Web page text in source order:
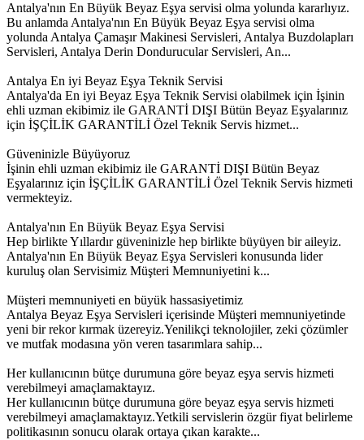
Antalya'nın En Büyük Beyaz Eşya servisi olma yolunda kararlıyız.
Bu anlamda Antalya'nın En Büyük Beyaz Eşya servisi olma
yolunda Antalya Çamaşır Makinesi Servisleri, Antalya Buzdolapları
Servisleri, Antalya Derin Dondurucular Servisleri, An...
Antalya En iyi Beyaz Eşya Teknik Servisi
Antalya'da En iyi Beyaz Eşya Teknik Servisi olabilmek için İşinin
ehli uzman ekibimiz ile GARANTİ DIŞI Bütün Beyaz Eşyalarınız
için İŞÇİLİK GARANTİLİ Özel Teknik Servis hizmet...
Güveninizle Büyüyoruz
İşinin ehli uzman ekibimiz ile GARANTİ DIŞI Bütün Beyaz
Eşyalarınız için İŞÇİLİK GARANTİLİ Özel Teknik Servis hizmeti
vermekteyiz.
Antalya'nın En Büyük Beyaz Eşya Servisi
Hep birlikte Yıllardır güveninizle hep birlikte büyüyen bir aileyiz.
Antalya'nın En Büyük Beyaz Eşya Servisleri konusunda lider
kuruluş olan Servisimiz Müşteri Memnuniyetini k...
Müşteri memnuniyeti en büyük hassasiyetimiz
Antalya Beyaz Eşya Servisleri içerisinde Müşteri memnuniyetinde
yeni bir rekor kırmak üzereyiz.Yenilikçi teknolojiler, zeki çözümler
ve mutfak modasına yön veren tasarımlara sahip...
Her kullanıcının bütçe durumuna göre beyaz eşya servis hizmeti
verebilmeyi amaçlamaktayız.
Her kullanıcının bütçe durumuna göre beyaz eşya servis hizmeti
verebilmeyi amaçlamaktayız.Yetkili servislerin özgür fiyat belirleme
politikasının sonucu olarak ortaya çıkan karakte...